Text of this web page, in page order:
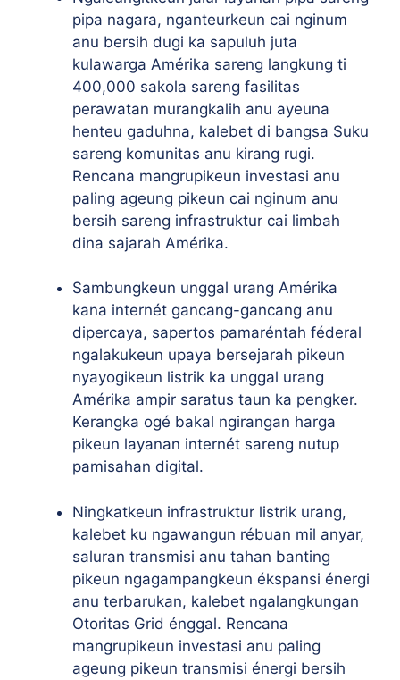
pipa nagara, nganteurkeun cai nginum
anu bersih dugi ka sapuluh juta
kulawarga Amérika sareng langkung ti
400,000 sakola sareng fasilitas
perawatan murangkalih anu ayeuna
henteu gaduhna, kalebet di bangsa Suku
sareng komunitas anu kirang rugi.
Rencana mangrupikeun investasi anu
paling ageung pikeun cai nginum anu
bersih sareng infrastruktur cai limbah
dina sajarah Amérika.
Sambungkeun unggal urang Amérika
kana internét gancang-gancang anu
dipercaya, sapertos pamaréntah féderal
ngalakukeun upaya bersejarah pikeun
nyayogikeun listrik ka unggal urang
Amérika ampir saratus taun ka pengker.
Kerangka ogé bakal ngirangan harga
pikeun layanan internét sareng nutup
pamisahan digital.
Ningkatkeun infrastruktur listrik urang,
kalebet ku ngawangun rébuan mil anyar,
saluran transmisi anu tahan banting
pikeun ngagampangkeun ékspansi énergi
anu terbarukan, kalebet ngalangkungan
Otoritas Grid énggal. Rencana
mangrupikeun investasi anu paling
ageung pikeun transmisi énergi bersih